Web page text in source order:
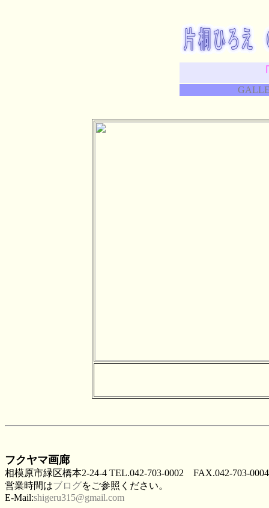
フクヤマ画廊
相模原市緑区橋本2-24-4 TEL.042-703-0002 FAX.042-703-0004
営業時間はブログをご参照ください。
E-Mail:shigeru315@gmail.com